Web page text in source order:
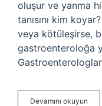
oluşur ve yanma
tanısını kim
veya kötüleşirse,
gastroenteroloğa
Devamını okuyun